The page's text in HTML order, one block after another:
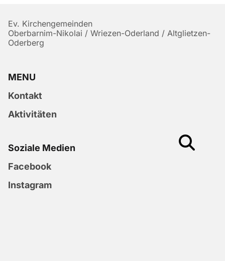
Ev. Kirchengemeinden
Oberbarnim-Nikolai / Wriezen-Oderland / Altglietzen-
Oderberg
MENU
Kontakt
Aktivitäten
Soziale Medien
Facebook
Instagram